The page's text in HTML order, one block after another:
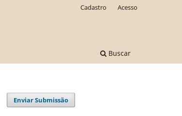
Buscar
Cadastro Acesso
Enviar Submissão